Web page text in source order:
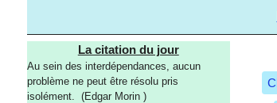
La citation du jour
Au sein des interdépendances, aucun
problème ne peut être résolu pris
isolément. (Edgar Morin )